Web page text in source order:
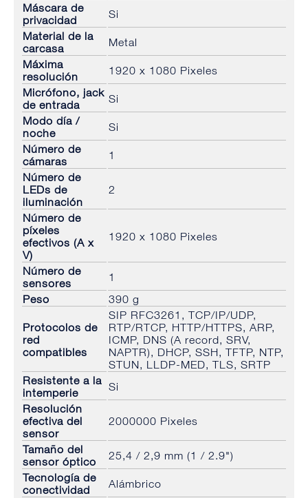
Máscara de
privacidad
Si
Material de la
carcasa
Metal
Máxima
resolución
1920 x 1080 Pixeles
Micrófono, jack
de entrada
Si
Modo día /
noche
Si
Número de
cámaras
1
Número de
LEDs de
iluminación
2
Número de
píxeles
efectivos (A x
V)
1920 x 1080 Pixeles
Número de
sensores
1
Peso
390 g
Protocolos de
red
compatibles
SIP RFC3261, TCP/IP/UDP,
RTP/RTCP, HTTP/HTTPS, ARP,
ICMP, DNS (A record, SRV,
NAPTR), DHCP, SSH, TFTP, NTP,
STUN, LLDP-MED, TLS, SRTP
Resistente a la
intemperie
Si
Resolución
efectiva del
sensor
2000000 Pixeles
Tamaño del
sensor óptico
25,4 / 2,9 mm (1 / 2.9")
Tecnología de
conectividad
Alámbrico